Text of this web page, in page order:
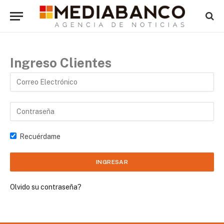
Ingreso Clientes
Recuérdame
Olvido su contraseña?